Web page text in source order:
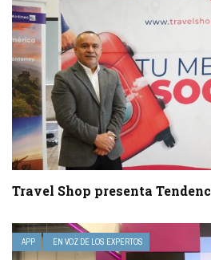
Travel Shop presenta
APP EN VOZ DE LOS EXPERTOS